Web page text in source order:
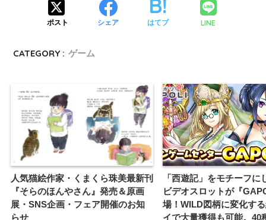
ポスト シェア はてブ LINE
CATEGORY : ゲーム
人気猫絵作家・くまくら珠美最新刊
『そらのほんやさん』発売＆原画
展・SNS企画・フェア開催のお知
らせ
「西遊記」をモチーフに
ビデオスロットが『
場！WILD図柄に変化す
イで大量獲得も可能。40